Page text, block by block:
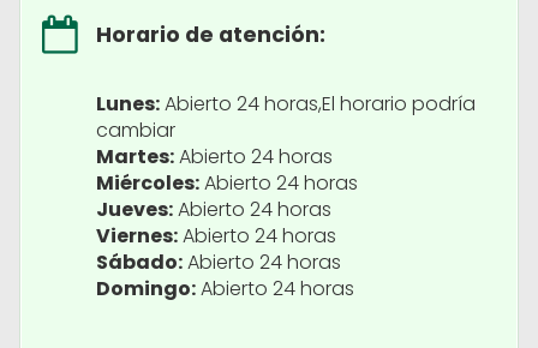
Horario de atención:
Lunes:Abierto 24 horas,El horario podría
cambiar
Martes:Abierto 24 horas
Miércoles:Abierto 24 horas
Jueves:Abierto 24 horas
Viernes:Abierto 24 horas
Sábado:Abierto 24 horas
Domingo:Abierto 24 horas